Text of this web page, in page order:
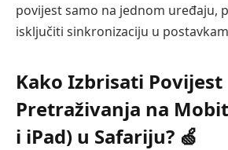
povijest samo na jednom uređaju,
isključiti sinkronizaciju u
Kako Izbrisati Povijest
Pretraživanja na
i iPad) u Safariju? 🍏